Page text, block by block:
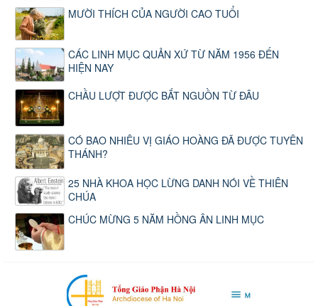
MƯỜI THÍCH CỦA NGƯỜI CAO TUỔI
CÁC LINH MỤC QUẢN XỨ TỪ NĂM 1956 ĐẾN
HIỆN NAY
CHẦU LƯỢT ĐƯỢC BẮT NGUỒN TỪ ĐÂU
CÓ BAO NHIÊU VỊ GIÁO HOÀNG ĐÃ ĐƯỢC TUYÊN
THÁNH?
25 NHÀ KHOA HỌC LỪNG DANH NÓI VỀ THIÊN
CHÚA
CHÚC MỪNG 5 NĂM HỒNG ÂN LINH MỤC